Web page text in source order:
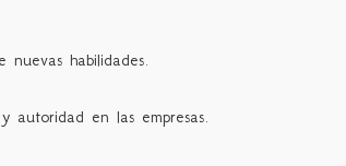
habilidades.
autoridad en las empresas.